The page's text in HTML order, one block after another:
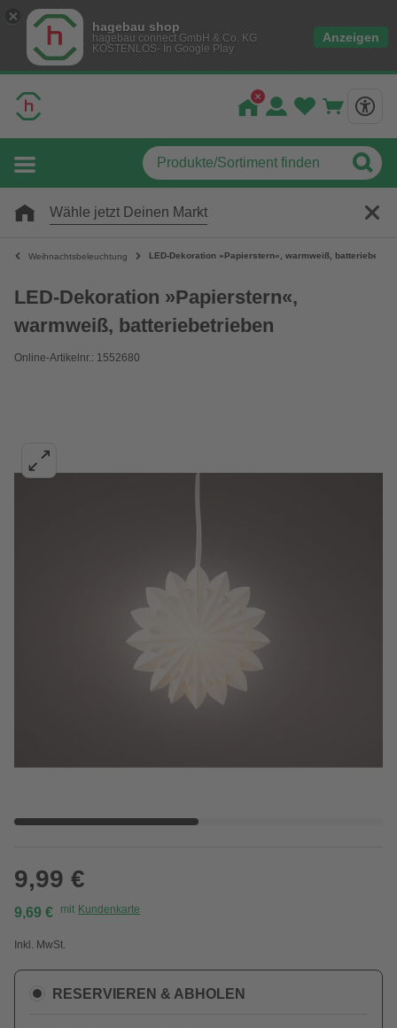
hagebau shop
hagebau connect GmbH & Co. KG
KOSTENLOS- In Google Play
Anzeigen
Wähle jetzt Deinen Markt
Weihnachtsbeleuchtung LED-Dekoration »Papierstern«, warmweiß,
LED-Dekoration »Papierstern«,
warmweiß, batteriebetrieben
Online-Artikelnr.: 1552680
9,99 €
9,69 € mit Kundenkarte
Inkl. MwSt.
RESERVIEREN & ABHOLEN